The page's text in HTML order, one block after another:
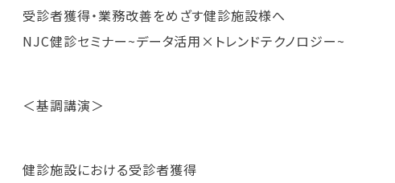
受診者獲得・業務改善をめざす健診施設様へ
NJC健診セミナー~データ活用×トレンドテクノロジー~
＜基調講演＞
健診施設における受診者獲得